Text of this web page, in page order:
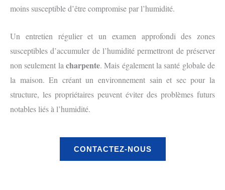
moins susceptible d’être compromise par l’humidité.
Un entretien régulier et un examen approfondi des zones
susceptibles d’accumuler de l’humidité permettront de préserver
non seulement la charpente. Mais également la santé globale de
la maison. En créant un environnement sain et sec pour la
structure, les propriétaires peuvent éviter des problèmes futurs
notables liés à l’humidité.
CONTACTEZ-NOUS